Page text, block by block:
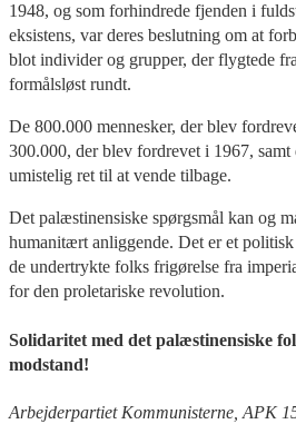
1948, og som forhindrede fjenden i
eksistens, var deres beslutning om at
blot individer og grupper, der flygtede
formålsløst rundt.
De 800.000 mennesker, der blev
300.000, der blev fordrevet i 1967, samt
umistelig ret til at vende tilbage.
Det palæstinensiske spørgsmål kan og
humanitært anliggende. Det er et
de undertrykte folks frigørelse fra
for den proletariske revolution.
Solidaritet med det palæstinensiske
modstand!
Arbejderpartiet Kommunisterne, APK